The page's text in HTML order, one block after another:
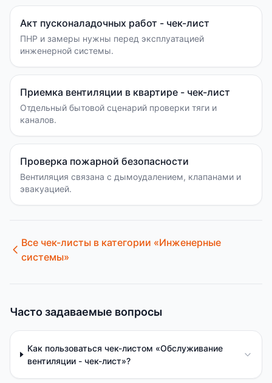
Акт пусконаладочных работ - чек-лист
ПНР и замеры нужны перед эксплуатацией
инженерной системы.
Приемка вентиляции в квартире - чек-лист
Отдельный бытовой сценарий проверки тяги и
каналов.
Проверка пожарной безопасности
Вентиляция связана с дымоудалением, клапанами и
эвакуацией.
Все чек-листы в категории «Инженерные
системы»
Часто задаваемые вопросы
Как пользоваться чек-листом «Обслуживание
вентиляции - чек-лист»?